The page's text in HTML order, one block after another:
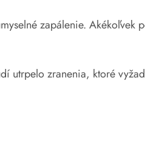
zapálenie. Akékoľvek
utrpelo zranenia, ktoré